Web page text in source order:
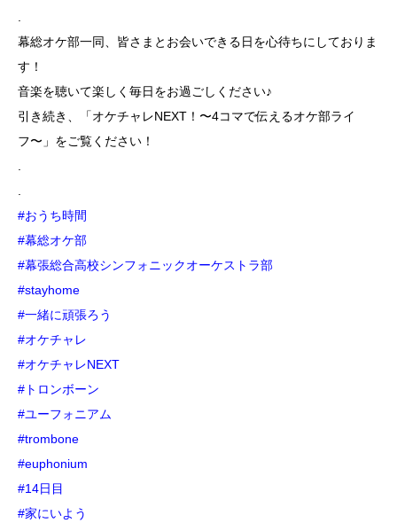
幕総オケ部一同、皆さまとお会いできる日を心待ちにしておりま
す！
音楽を聴いて楽しく毎日をお過ごしください♪
引き続き、「オケチャレNEXT！〜4コマで伝えるオケ部ライ
フ〜」をご覧ください！
#おうち時間
#幕総オケ部
#幕張総合高校シンフォニックオーケストラ部
#stayhome
#一緒に頑張ろう
#オケチャレ
#オケチャレNEXT
#トロンボーン
#ユーフォニアム
#trombone
#euphonium
#14日目
#家にいよう